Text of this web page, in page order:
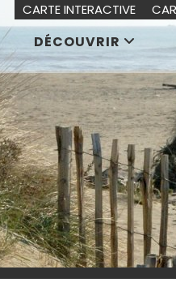
DÉCOUVRIR
CARTE INTERACTIVE